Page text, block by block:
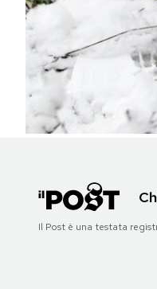
NEWSLETTER
I MIEI PREFERITI
SHOP
AREA
Il Post è una testata